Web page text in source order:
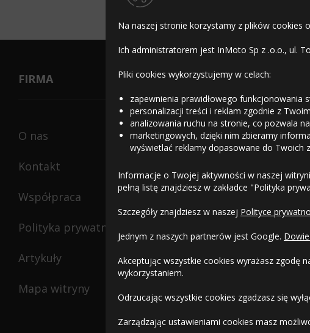
Na naszej stronie korzystamy z plików cookies
Ich administratorem jest InMoto Sp z .o.o., ul.
Pliki cookies wykorzystujemy w celach:
zapewnienia prawidłowego funkcjonowania
personalizacji treści i reklam zgodnie z
analizowania ruchu na stronie, co pozwala
marketingowych, dzięki nim zbieramy
wyświetlać reklamy dopasowane do Twoich
Informacje o Twojej aktywności w naszej
pełną listę znajdziesz w zakładce "Polityka
Szczegóły znajdziesz w naszej Polityce
Jednym z naszych partnerów jest Google.
Akceptując wszystkie cookies wyrażasz zgodę
wykorzystaniem.
Odrzucając wszystkie cookies zgadzasz się
Zarządzając ustawieniami cookies masz
FIRMA
O nas
Kontakt
Współpraca
Polityka prywatności
Artykuły
Mapa witryny